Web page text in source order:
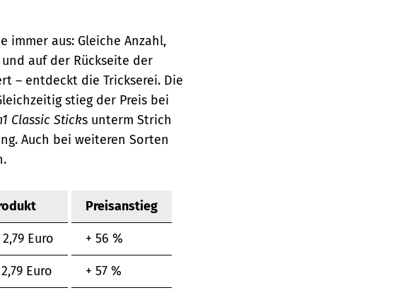
immer aus: Gleiche Anzahl,
auf der Rückseite der
– entdeckt die Trickserei. Die
stieg der Preis bei
Classic Sticks unterm Strich
Auch bei weiteren Sorten
Preisanstieg
Euro + 56 %
Euro + 57 %